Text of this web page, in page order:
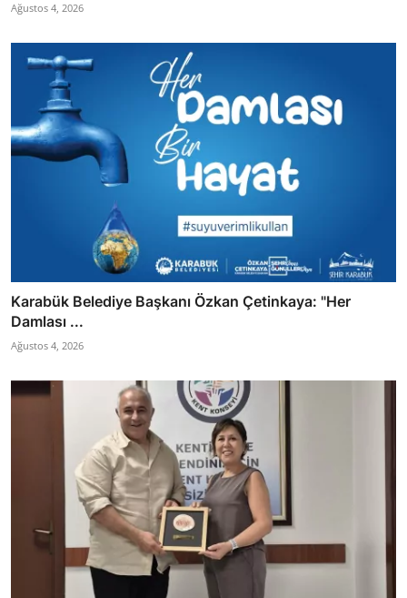
Ağustos 4, 2026
Karabük Belediye Başkanı Özkan Çetinkaya: "Her
Damlası ...
Ağustos 4, 2026